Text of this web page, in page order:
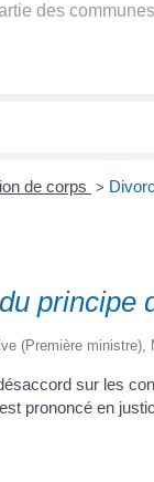
des
de corps>
principe
(Première
sur les
prononcé en